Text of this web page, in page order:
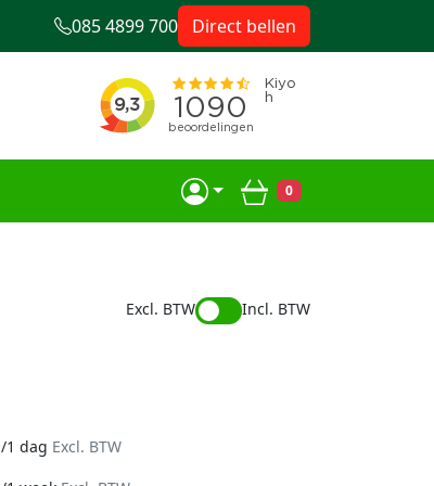
Winkelwagen
0
085 4899 700 Direct bellen
Excl. BTW
Incl. BTW
/1 dag Excl. BTW